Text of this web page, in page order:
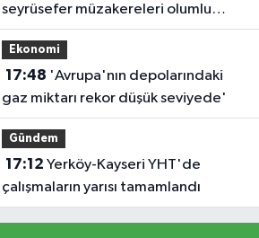
seyrüsefer müzakereleri olumlu
ilerliyor'
Ekonomi
17:48
gaz miktarı rekor düşük seviyede'
Gündem
17:12
çalışmaların yarısı tamamlandı